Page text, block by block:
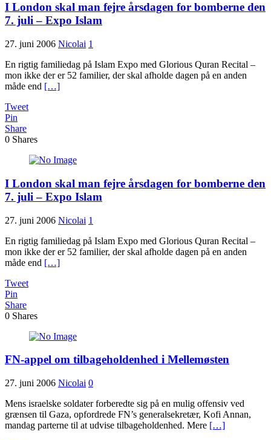
I London skal man fejre årsdagen for bomberne den
7. juli – Expo Islam
27. juni 2006 Nicolai 1
En rigtig familiedag på Islam Expo med Glorious Quran Recital –
mon ikke der er 52 familier, der skal afholde dagen på en anden
måde end […]
Tweet
Pin
Share
0 Shares
I London skal man fejre årsdagen for bomberne den
7. juli – Expo Islam
27. juni 2006 Nicolai 1
En rigtig familiedag på Islam Expo med Glorious Quran Recital –
mon ikke der er 52 familier, der skal afholde dagen på en anden
måde end […]
Tweet
Pin
Share
0 Shares
FN-appel om tilbageholdenhed i Mellemøsten
27. juni 2006 Nicolai 0
Mens israelske soldater forberedte sig på en mulig offensiv ved
grænsen til Gaza, opfordrede FN’s generalsekretær, Kofi Annan,
mandag parterne til at udvise tilbageholdenhed. Mere […]